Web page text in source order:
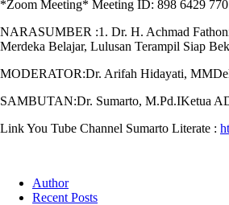
*Zoom Meeting* Meeting ID: 898 6429
NARASUMBER :1. Dr. H. Achmad
Merdeka Belajar, Lulusan Terampil Siap
MODERATOR:Dr. Arifah Hidayati,
SAMBUTAN:Dr. Sumarto, M.Pd.IKetua
Link You Tube Channel Sumarto Literate :
Author
Recent Posts